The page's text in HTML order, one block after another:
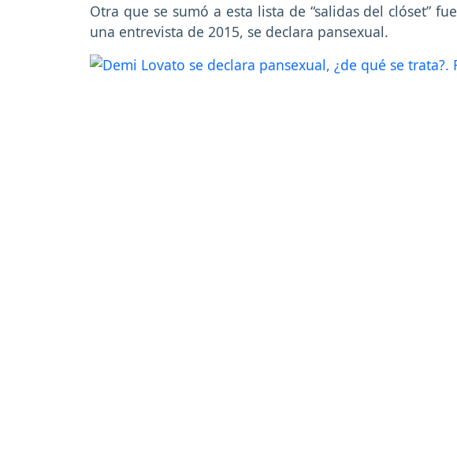
Otra que se sumó a esta lista de “salidas del clóset” fue
una entrevista de 2015, se declara pansexual.